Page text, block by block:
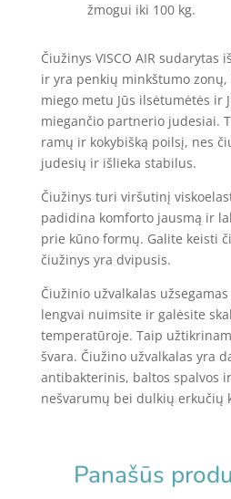
žmogui iki 100 kg.
Čiužinys VISCO AIR
ir yra penkių minkštumo
miego metu Jūs ilsėtumėtės ir
miegančio partnerio judesiai.
ramų ir kokybišką poilsį, nes
judesių ir išlieka stabilus.
Čiužinys turi viršutinį
padidina komforto jausmą ir
prie kūno formų. Galite keisti
čiužinys yra dvipusis.
Čiužinio užvalkalas
lengvai nuimsite ir galėsite
temperatūroje. Taip
švara. Čiužino užvalkalas yra
antibakterinis, baltos spalvos
nešvarumų bei dulkių erkučių
Panašūs